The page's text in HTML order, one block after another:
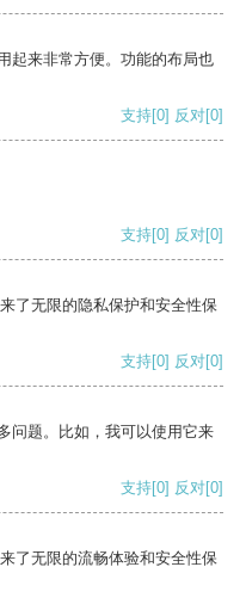
起来非常方便。功能的布局也
支持[0] 反对[0]
支持[0] 反对[0]
了无限的隐私保护和安全性保
支持[0] 反对[0]
问题。比如，我可以使用它来
支持[0] 反对[0]
了无限的流畅体验和安全性保